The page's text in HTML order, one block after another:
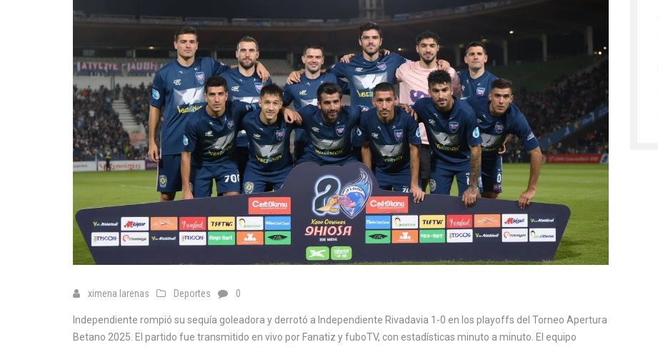
ximena larenas Deportes 0
Independiente rompió su sequía goleadora y derrotó a Independiente Rivadavia 1-0 en los playoffs del Torneo Apertura
Betano 2025. El partido fue transmitido en vivo por Fanatiz y fuboTV, con estadísticas minuto a minuto. El equipo